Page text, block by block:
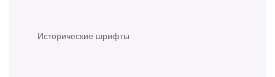
Исторические шрифты